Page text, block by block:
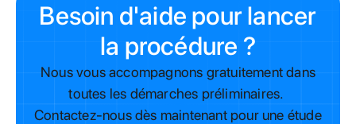
Besoin d'aide pour lancer
la procédure ?
Nous vous accompagnons gratuitement dans
toutes les démarches préliminaires.
Contactez-nous dès maintenant pour une étude